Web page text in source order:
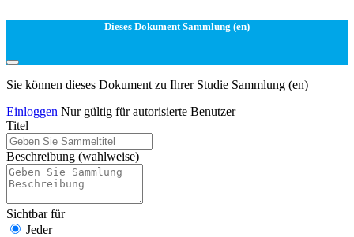
Dieses Dokument Sammlung (en)
Sie können dieses Dokument zu Ihrer Studie Sammlung (en)
Einloggen Nur gültig für autorisierte Benutzer
Titel
Beschreibung (wahlweise)
Sichtbar für
Jeder